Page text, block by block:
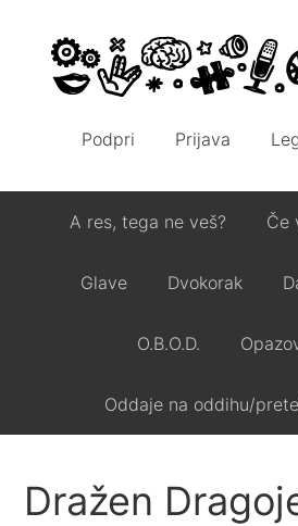
Podpri Prijava
A res, tega ne veš? Če
Glave Dvokorak
O.B.O.D.
Oddaje na oddihu/
Dražen